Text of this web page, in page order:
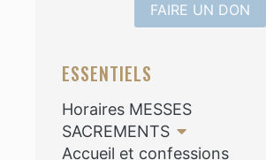
FAIRE UN DON
ESSENTIELS
Horaires MESSES
SACREMENTS
Accueil et confessions